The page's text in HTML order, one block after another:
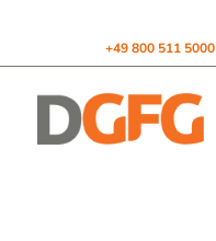
+49 800 511 5000